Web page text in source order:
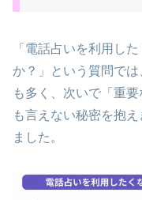
「電話占いを利用し
か？」という質問で
も多く、次いで「重
も言えない秘密を抱
ました。